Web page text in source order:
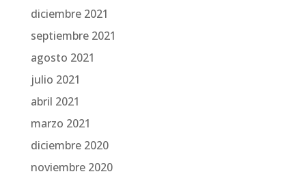
diciembre 2021
septiembre 2021
agosto 2021
julio 2021
abril 2021
marzo 2021
diciembre 2020
noviembre 2020